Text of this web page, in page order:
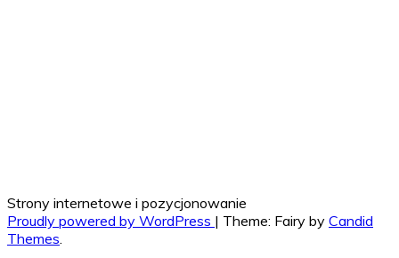
Strony internetowe i pozycjonowanie
Proudly powered by WordPress | Theme: Fairy by Candid
Themes